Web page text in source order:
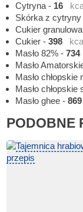
Cytryna- 16
Skórka z cytryny
Cukier
Cukier -398
Masło 82% -734
Masło
Masło chłopskie
Masło chłopskie
Masło ghee -869
PODOBNE